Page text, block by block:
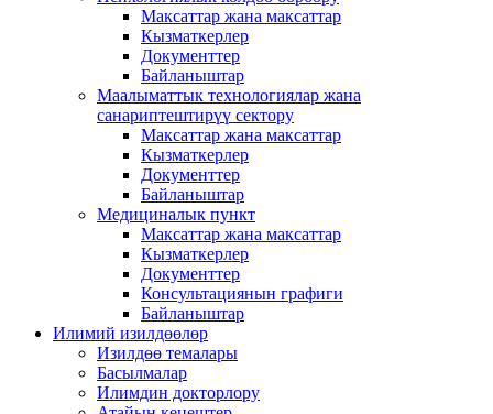
Максаттар жана максаттар
Кызматкерлер
Документтер
Байланыштар
Маалыматтык технологиялар жана
санариптештирүү сектору
Максаттар жана максаттар
Кызматкерлер
Документтер
Байланыштар
Медициналык пункт
Максаттар жана максаттар
Кызматкерлер
Документтер
Консультациянын графиги
Байланыштар
Илимий изилдөөлөр
Изилдөө темалары
Басылмалар
Илимдин докторлору